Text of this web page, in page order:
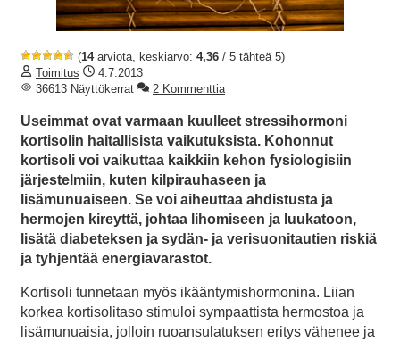
(14arviota, keskiarvo: 4,36 / 5 tähteä 5)
Toimitus
4.7.2013
36613 Näyttökerrat
2 Kommenttia
Useimmat ovat varmaan kuulleet stressihormoni
kortisolin haitallisista vaikutuksista. Kohonnut
kortisoli voi vaikuttaa kaikkiin kehon fysiologisiin
järjestelmiin, kuten kilpirauhaseen ja
lisämunuaiseen. Se voi aiheuttaa ahdistusta ja
hermojen kireyttä, johtaa lihomiseen ja luukatoon,
lisätä diabeteksen ja sydän- ja verisuonitautien riskiä
ja tyhjentää energiavarastot.
Kortisoli tunnetaan myös ikääntymishormonina. Liian
korkea kortisolitaso stimuloi sympaattista hermostoa ja
lisämunuaisia, jolloin ruoansulatuksen eritys vähenee ja